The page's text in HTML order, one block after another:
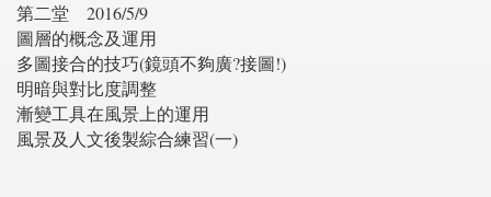
第二堂
2016/5/9
圖層的概念及運用
多圖接合的技巧(鏡頭不夠廣?接圖!)
明暗與對比度調整
漸變工具在風景上的運用
風景及人文後製綜合練習(一)